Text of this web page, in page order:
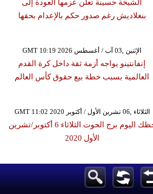
الشيخة حسينة تعلن عزمها العودة إلى
بنغلاديش رغم صدور حكم بالإعدام بحقها
GMT 10:19 2026 الإثنين ,03 آب / أغسطس
إنفانتينو يواجه أزمة ثقة داخل كرة القدم
العالمية بسبب خطة بيع حقوق كأس العالم
GMT 11:02 2020 الثلاثاء ,06 تشرين الأول / أكتوبر
حظك اليوم برج الحوت الثلاثاء 6 أكتوبر/تشرين
الأول 2020
GMT 15:16 2019 الثلاثاء ,02 إبريل / نيسان
عليك تحاشي جميع المواقف التي تثير غضبك